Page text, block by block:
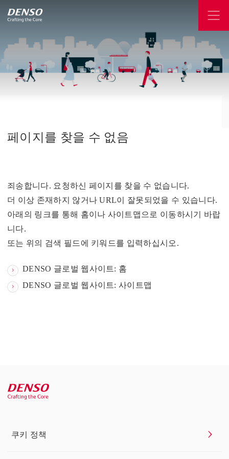
페이지를 찾을 수 없음
죄송합니다. 요청하신 페이지를 찾을 수 없습니다.
더 이상 존재하지 않거나 URL이 잘못되었을 수 있습니다.
아래의 링크를 통해 홈이나 사이트맵으로 이동하시기 바랍
니다.
또는 위의 검색 필드에 키워드를 입력하십시오.
DENSO 글로벌 웹사이트: 홈
DENSO 글로벌 웹사이트: 사이트맵
쿠키 정책